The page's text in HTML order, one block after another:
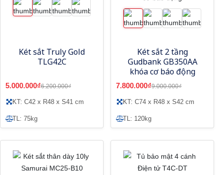
Két sắt Truly Gold
TLG42C
5.000.000₫6.200.000₫
KT: C42 x R48 x S41 cm
TL: 75kg
Két sắt 2 tầng
Gudbank GB350AA
khóa cơ báo động
7.800.000₫9.000.000₫
KT: C74 x R48 x S42 cm
TL: 120kg